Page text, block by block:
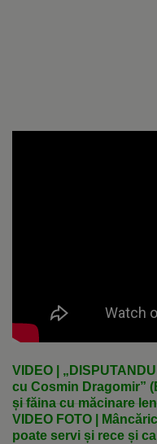
VIDEO |
cu Cosmin Dragomir”
și făina cu măcinare
produse naturale și
calitate”
VIDEO FOTO |
poate servi și rece și